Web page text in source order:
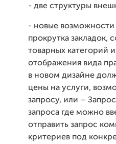
- две структуры
- новые возможности
прокрутка закладок,
товарных категорий
отображения вида
в новом дизайне
цены на услуги,
запросу, или –
запроса где можно
отправить запрос
критериев под